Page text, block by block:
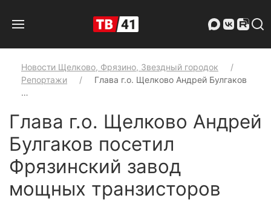
Новости Щелково, Фрязино, Звездный городок
Репортажи
Глава г.о. Щелково Андрей Булгаков
…
Глава г.о. Щелково Андрей
Булгаков посетил
Фрязинский завод
мощных транзисторов